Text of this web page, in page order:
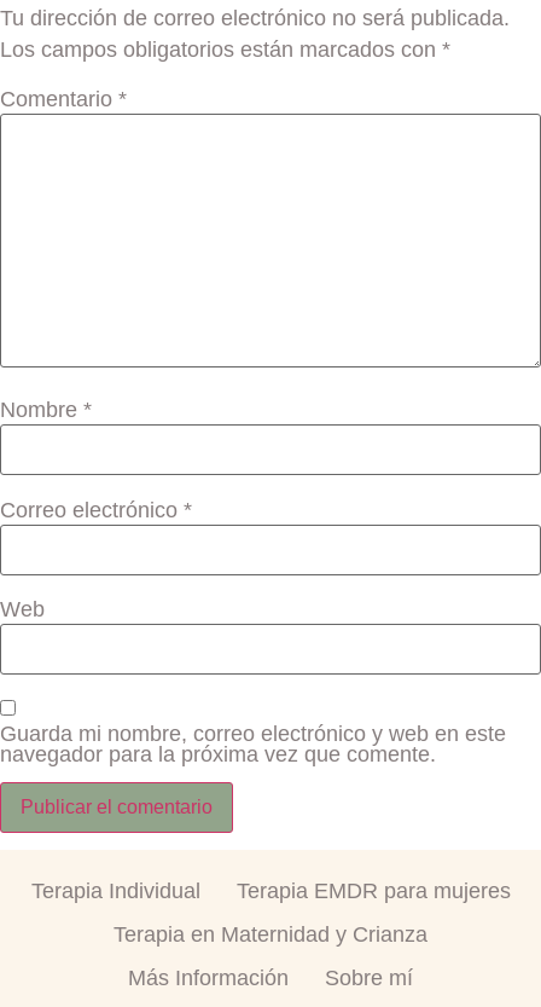
Tu dirección de correo electrónico no será publicada.
Los campos obligatorios están marcados con *
Comentario *
Nombre *
Correo electrónico *
Web
Guarda mi nombre, correo electrónico y web en este
navegador para la próxima vez que comente.
Terapia Individual
Terapia EMDR para mujeres
Terapia en Maternidad y Crianza
Más Información
Sobre mí